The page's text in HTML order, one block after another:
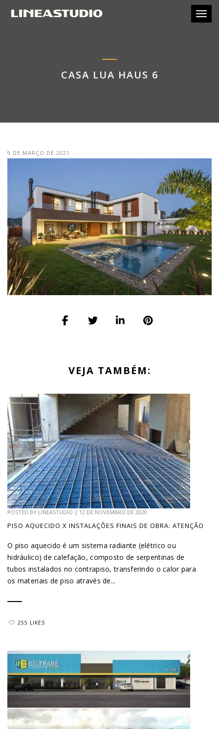
CASA LUA HAUS 6
9 DE MARÇO DE 2021
VEJA TAMBÉM:
POSTED BY LINEASTUDIO | 12 DE NOVEMBRO DE 2020
PISO AQUECIDO X INSTALAÇÕES FINAIS DE OBRA: ATENÇÃO
O piso aquecido é um sistema radiante (elétrico ou
hidráulico) de calefação, composto de serpentinas de
tubos instalados no contrapiso, transferindo o calor para
os materiais de piso através de...
255 LIKES